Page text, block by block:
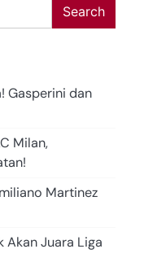
Search
Gasperini dan
Milan,
Martinez
Akan Juara Liga